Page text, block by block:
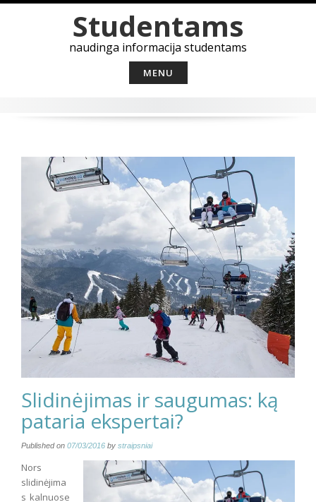
Studentams
naudinga informacija studentams
MENU
Slidinėjimas ir saugumas: ką
pataria ekspertai?
Published on 07/03/2016 by straipsniai
Nors
slidinėjima
s kalnuose